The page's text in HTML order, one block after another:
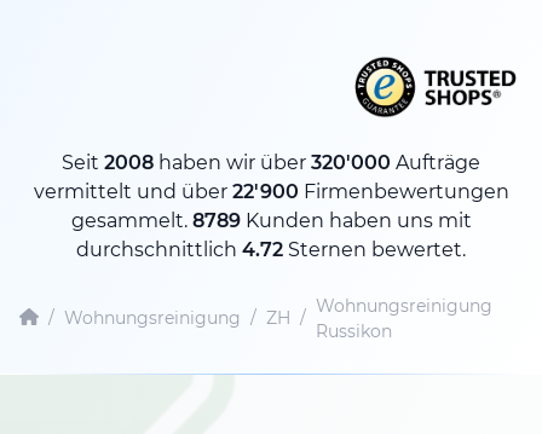
Seit 2008 haben wir über 320'000 Aufträge
vermittelt und über 22'900 Firmenbewertungen
gesammelt. 8789Kunden haben uns mit
durchschnittlich 4.72 Sternen bewertet.
/ Wohnungsreinigung / ZH /
Wohnungsreinigung
Russikon